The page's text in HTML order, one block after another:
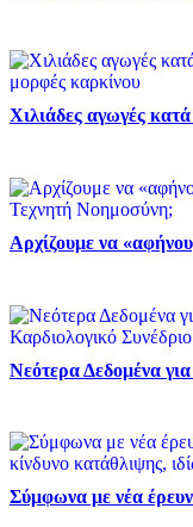
Χιλιάδες αγωγές κατά
Αρχίζουμε να
Νεότερα Δεδομένα
Σύμφωνα με νέα